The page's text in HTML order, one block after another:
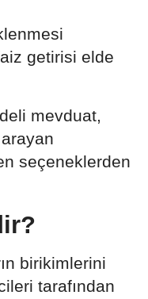
getirisi elde
mevduat,
seçeneklerden
birikimlerini
tarafından